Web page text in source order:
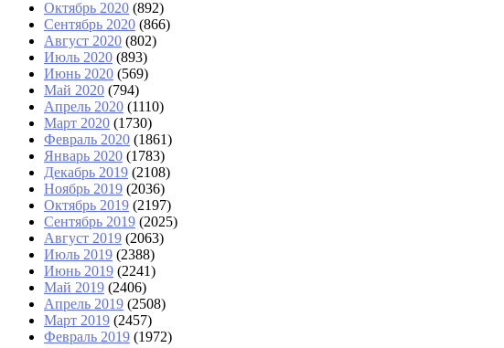
Октябрь 2020 (892)
Сентябрь 2020 (866)
Август 2020 (802)
Июль 2020 (893)
Июнь 2020 (569)
Май 2020 (794)
Апрель 2020 (1110)
Март 2020 (1730)
Февраль 2020 (1861)
Январь 2020 (1783)
Декабрь 2019 (2108)
Ноябрь 2019 (2036)
Октябрь 2019 (2197)
Сентябрь 2019 (2025)
Август 2019 (2063)
Июль 2019 (2388)
Июнь 2019 (2241)
Май 2019 (2406)
Апрель 2019 (2508)
Март 2019 (2457)
Февраль 2019 (1972)